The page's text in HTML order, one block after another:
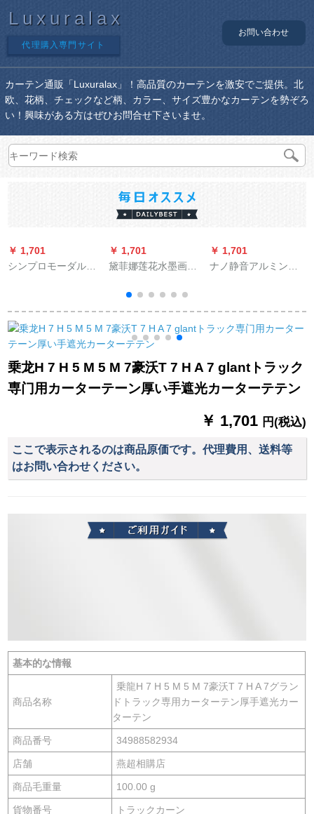
Luxuralax
代理購入専門サイト
お問い合わせ
カーテン通販「Luxuralax」！高品質のカーテンを激安でご提供。北
欧、花柄、チェックなど柄、カラー、サイズ豊かなカーテンを勢ぞろ
い！興味がある方はぜひお問合せ下さいませ。
￥ 1,701
シンプロモーダル遮
寝室既制カーンシス
テムシステム遮光オ
ームシステムシステ
ムシステムシステム
システムシステムシ
ステムシステムシス
ステムシステムシス
テムシステムシステ
ムシステムシステム
テムX-02タバコ灰色
￥ 1,701
黛菲娜莲花水墨画山
ルンテン新中国式古
典风格S 906雪纺绩-
【オーダカーン1メー
ト専门-加工无料】
￥ 1,701
ナノ静音アルミンカ
ラスレ-ル部品滑車出
口窓象歯白-モノレ-ル
乗龙H 7 H 5 M 5 M 7豪沃T 7 H A 7 glantトラック
専门用カーターテーン厚い手遮光カーターテテン
￥ 1,701 円(税込)
ここで表示されるのは商品原価です。代理費用、送料等
はお問い合わせください。
基本的な情報
商品名称
乗龍H 7 H 5 M 5 M 7豪沃T 7 H A 7グラン
ドトラック専用カーターテン厚手遮光カー
ターテン
商品番号 34988582934
店舗 燕超相購店
商品毛重量 100.00 g
貨物番号 トラックカーン